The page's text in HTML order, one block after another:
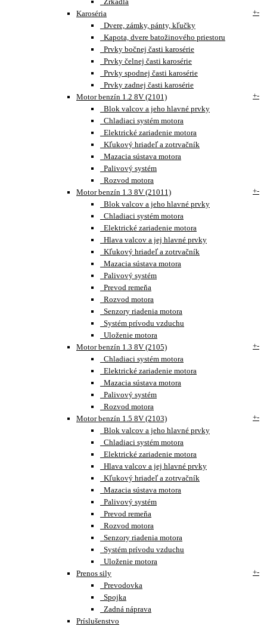
Karoséria
+-
Dvere, zámky, pánty, kľučky
Kapota, dvere batožinového priestoru
Prvky bočnej časti karosérie
Prvky čelnej časti karosérie
Prvky spodnej časti karosérie
Prvky zadnej časti karosérie
Motor benzín 1.2 8V (2101)
+-
Blok valcov a jeho hlavné prvky
Chladiaci systém motora
Elektrické zariadenie motora
Kľukový hriadeľ a zotrvačník
Mazacia sústava motora
Palivový systém
Rozvod motora
Motor benzín 1.3 8V (21011)
+-
Blok valcov a jeho hlavné prvky
Chladiaci systém motora
Elektrické zariadenie motora
Hlava valcov a jej hlavné prvky
Kľukový hriadeľ a zotrvačník
Mazacia sústava motora
Palivový systém
Prevod remeňa
Rozvod motora
Senzory riadenia motora
Systém prívodu vzduchu
Uloženie motora
Motor benzín 1.3 8V (2105)
+-
Chladiaci systém motora
Elektrické zariadenie motora
Mazacia sústava motora
Palivový systém
Rozvod motora
Motor benzín 1.5 8V (2103)
+-
Blok valcov a jeho hlavné prvky
Chladiaci systém motora
Elektrické zariadenie motora
Hlava valcov a jej hlavné prvky
Kľukový hriadeľ a zotrvačník
Mazacia sústava motora
Palivový systém
Prevod remeňa
Rozvod motora
Senzory riadenia motora
Systém prívodu vzduchu
Uloženie motora
Prenos sily
+-
Prevodovka
Spojka
Zadná náprava
Príslušenstvo